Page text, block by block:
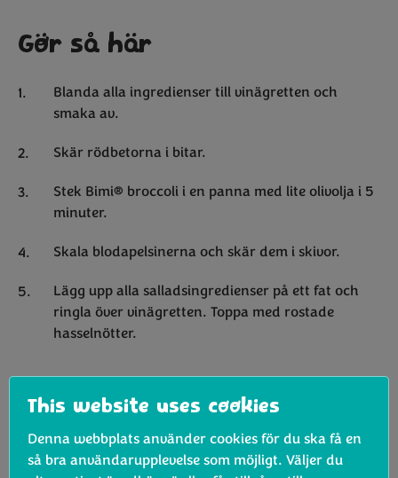
Gör så här
Blanda alla ingredienser till vinägretten och
smaka av.
Skär rödbetorna i bitar.
Stek Bimi® broccoli i en panna med lite olivolja i 5
minuter.
Skala blodapelsinerna och skär dem i skivor.
Lägg upp alla salladsingredienser på ett fat och
ringla över vinägretten. Toppa med rostade
hasselnötter.
This website uses cookies
Denna webbplats använder cookies för du ska få en
så bra användarupplevelse som möjligt. Väljer du